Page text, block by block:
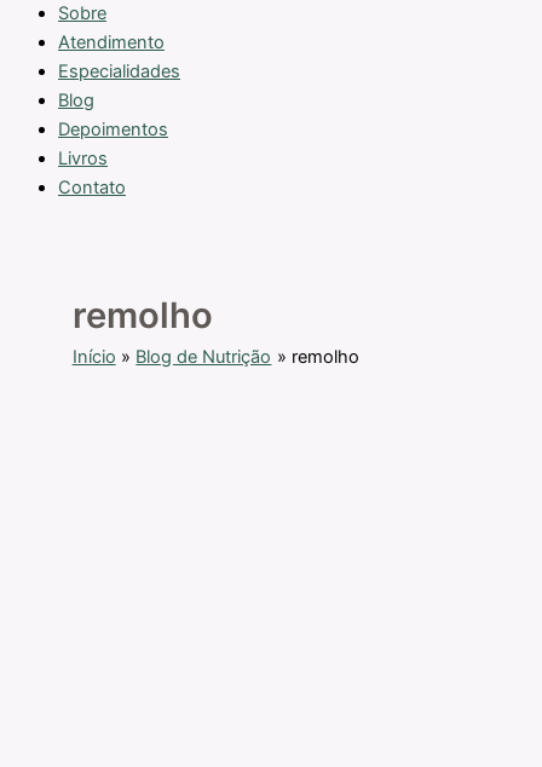
Sobre
Atendimento
Especialidades
Blog
Depoimentos
Livros
Contato
remolho
Início Blog de Nutrição remolho